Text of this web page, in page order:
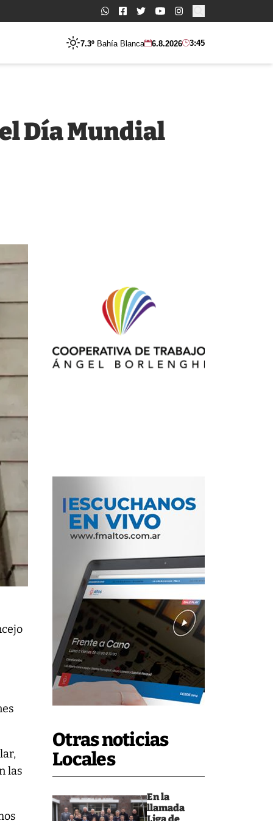
Buscar:
7.3º Bahía Blanca 6.8.2026 3:45
Otras noticias
Locales
En la
llamada
Día Mundial
las